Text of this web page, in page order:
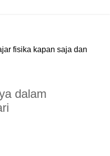
fisika kapan saja dan
dalam